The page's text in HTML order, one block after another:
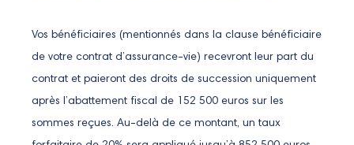
Vos bénéficiaires (mentionnés dans la clause bénéficiaire
de votre contrat d’assurance-vie) recevront leur part du
contrat et paieront des droits de succession uniquement
après l’abattement fiscal de 152 500 euros sur les
sommes reçues. Au-delà de ce montant, un taux